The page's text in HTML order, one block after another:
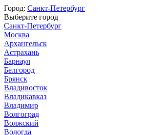
Город: Санкт-Петербург
Выберите город
Санкт-Петербург
Москва
Архангельск
Астрахань
Барнаул
Белгород
Брянск
Владивосток
Владикавказ
Владимир
Волгоград
Волжский
Вологда